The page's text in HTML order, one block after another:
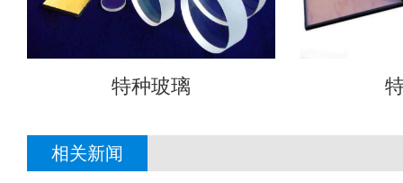
特种玻璃
相关新闻